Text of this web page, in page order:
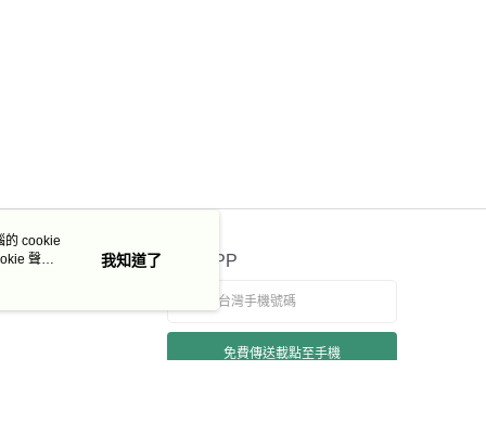
官方APP
免費傳送載點至手機
的 cookie
聲明
我知道了